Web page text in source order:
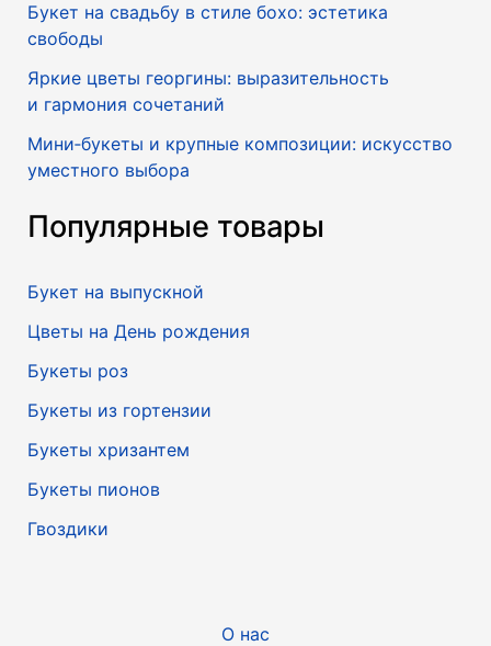
Букет на свадьбу в стиле бохо: эстетика
свободы
Яркие цветы георгины: выразительность
и гармония сочетаний
Мини‑букеты и крупные композиции: искусство
уместного выбора
Популярные товары
Букет на выпускной
Цветы на День рождения
Букеты роз
Букеты из гортензии
Букеты хризантем
Букеты пионов
Гвоздики
О нас